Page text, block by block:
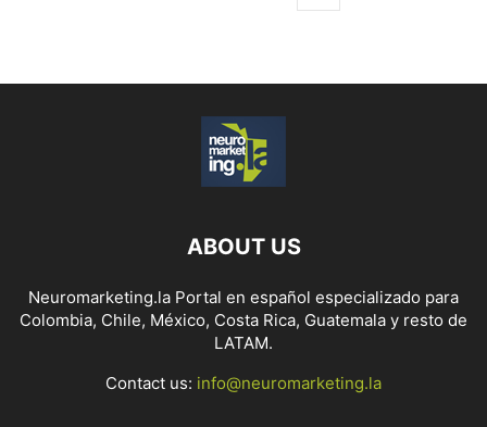
ABOUT US
Neuromarketing.la Portal en español especializado para
Colombia, Chile, México, Costa Rica, Guatemala y resto de
LATAM.
Contact us: info@neuromarketing.la